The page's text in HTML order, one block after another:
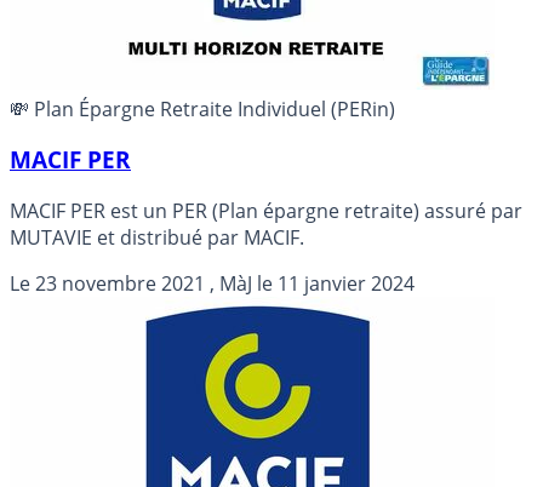
💸 Plan Épargne Retraite Individuel (PERin)
MACIF PER
MACIF PER est un PER (Plan épargne retraite) assuré par
MUTAVIE et distribué par MACIF.
Le23 novembre 2021 , MàJ le 11 janvier 2024